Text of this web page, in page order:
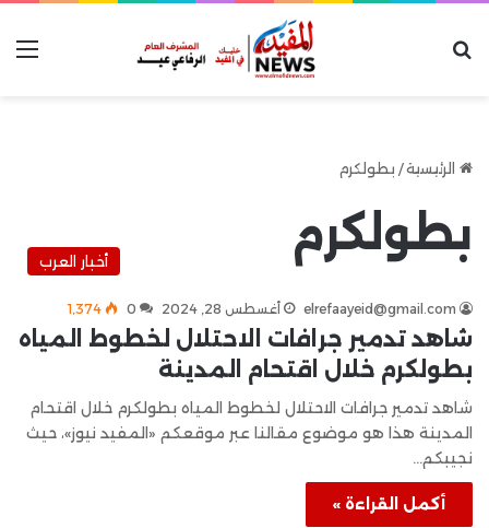
الرئيسية/ بطولكرم
بطولكرم
أخبار العرب
elrefaayeid@gmail.com أغسطس 28, 2024 0 1٬374
شاهد تدمير جرافات الاحتلال لخطوط المياه
بطولكرم خلال اقتحام المدينة
شاهد تدمير جرافات الاحتلال لخطوط المياه بطولكرم خلال اقتحام
المدينة هذا هو موضوع مقالنا عبر موقعكم «المفيد نيوز»، حيث
نجيبكم…
أكمل القراءة »